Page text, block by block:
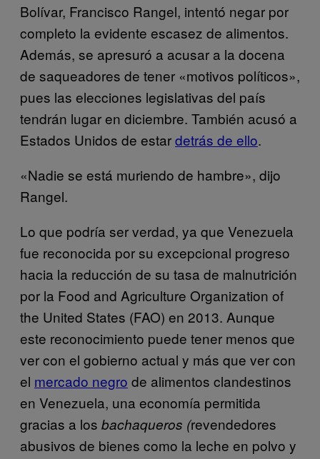
Bolívar, Francisco Rangel, intentó negar por
completo la evidente escasez de alimentos.
Además, se apresuró a acusar a la docena
de saqueadores de tener «motivos políticos»,
pues las elecciones legislativas del país
tendrán lugar en diciembre. También acusó a
Estados Unidos de estardetrás de ello.
«Nadie se está muriendo de hambre», dijo
Rangel.
Lo que podría ser verdad, ya que Venezuela
fue reconocida por su excepcional progreso
hacia la reducción de su tasa de malnutrición
por la Food and Agriculture Organization of
the United States (FAO) en 2013. Aunque
este reconocimiento puede tener menos que
ver con el gobierno actual y más que ver con
el mercado negro de alimentos clandestinos
en Venezuela, una economía permitida
gracias a los bachaqueros (revendedores
abusivos de bienes como la leche en polvo y